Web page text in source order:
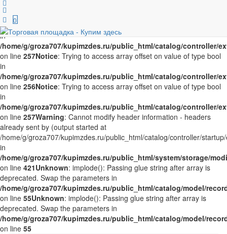
Notice
/home/g/groza707/kupimzdes.ru/public_html/catalog/controller/
on line
in
/home/g/groza707/kupimzdes.ru/public_html/catalog/controller/
on line 257Notice: Trying to access array offset on value of type bool
in
/home/g/groza707/kupimzdes.ru/public_html/catalog/controller/
on line 256Notice: Trying to access array offset on value of type bool
in
/home/g/groza707/kupimzdes.ru/public_html/catalog/controller/
on line 257Warning: Cannot modify header information - headers
already sent by (output started at
/home/g/groza707/kupimzdes.ru/public_html/catalog/controller/
in
/home/g/groza707/kupimzdes.ru/public_html/system/storage/
on line 421Unknown: implode(): Passing glue string after array is
deprecated. Swap the parameters in
/home/g/groza707/kupimzdes.ru/public_html/catalog/model/
on line 55Unknown: implode(): Passing glue string after array is
deprecated. Swap the parameters in
/home/g/groza707/kupimzdes.ru/public_html/catalog/model/
on line 55
0